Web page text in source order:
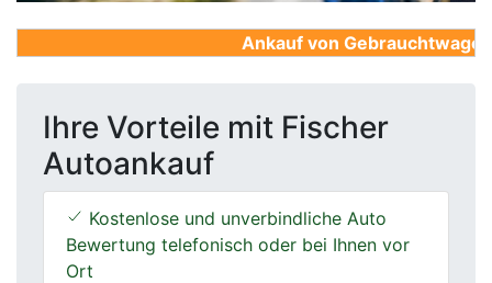
Ankauf von
Ihre Vorteile mit Fischer
Autoankauf
Kostenlose und unverbindliche Auto
Bewertung telefonisch oder bei Ihnen vor
Ort